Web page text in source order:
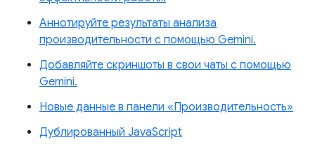
Аннотируйте результаты анализа
производительности с помощью Gemini.
Добавляйте скриншоты в свои чаты с помощью
Gemini.
Новые данные в панели «Производительность»
Дублированный JavaScript